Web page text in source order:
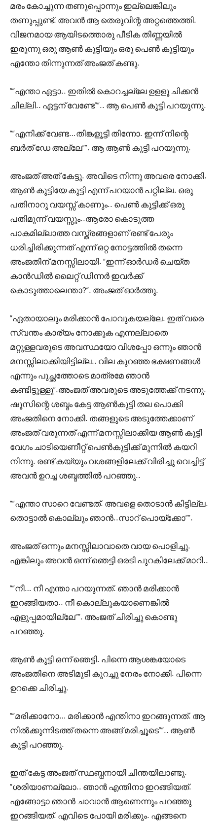
മരം കോച്ചുന്ന തണുപ്പൊന്നും ഇല്ലെങ്കിലും
തണുപ്പുണ്ട്. അവൻ ആ തെരുവിന്റ അറ്റത്തെത്തി.
വിജനമായ ആയിടത്തൊരു പീടിക തിണ്ണയിൽ
ഇരുന്നു ഒരു ആൺ കുട്ടിയും ഒരു പെൺ കുട്ടിയും
എന്തോ തിന്നുന്നത് അംജത് കണ്ടു.
“”എന്താ ഏട്ടാ.. ഇതിൽ കൊറച്ചല്ലേ ഉളളൂ ചിക്കൻ
ചില്ലി.. ഏട്ടന് വേണ്ടേ””.. ആ പെൺ കുട്ടി പറയുന്നു.
“”എനിക്ക് വേണ്ട…തിങ്കളൂട്ടി തിന്നോ. ഇന്ന് നിന്റെ
ബർത് ഡേ അല്ലേ””. ആ ആൺ കുട്ടി പറയുന്നു.
അംജത് അത് കേട്ടു. അവിടെ നിന്നു അവരെ നോക്കി.
ആൺ കുട്ടിയേ കുട്ടി എന്ന് പറയാൻ പറ്റില്ല. ഒരു
പതിനാറു വയസ്സ് കാണും.. പെൺ കുട്ടിക്ക് ഒരു
പതിമൂന്ന് വയസ്സും..ആരോ കൊടുത്ത
പാകമില്ലാത്ത വസ്ത്രങ്ങളാണ് രണ്ട് പേരും
ധരിച്ചിരിക്കുന്നത് എന്ന് ഒറ്റ നോട്ടത്തിൽ തന്നെ
അംജതിന് മനസ്സിലായി. “ഇന്ന് ഓർഡർ ചെയ്ത
കാൻഡിൽ ലൈറ്റ് ഡിന്നർ ഇവർക്ക്
കൊടുത്താലെന്താ?”. അംജത് ഓർത്തു.
“ഏതായാലും മരിക്കാൻ പോവുകയല്ലേ. ഇത് വരെ
സ്വന്തം കാര്യം നോക്കുക എന്നല്ലാതെ
മറ്റുള്ളവരുടെ അവസ്ഥയോ വിശപ്പോ ഒന്നും ഞാൻ
മനസ്സിലാക്കിയിട്ടില്ല.. വില കുറഞ്ഞ ഭക്ഷണങ്ങൾ
എന്നും പുച്ഛത്തോടെ മാത്രമേ ഞാൻ
കണ്ടിട്ടുള്ളൂ”.അംജത് അവരുടെ അടുത്തേക്ക് നടന്നു.
ഷൂസിന്റെ ശബ്ദം കേട്ട ആൺകുട്ടി തല പൊക്കി
അംജതിനെ നോക്കി. തങ്ങളുടെ അടുത്തേക്കാണ്
അംജത് വരുന്നത് എന്ന് മനസ്സിലാക്കിയ ആൺ കുട്ടി
വേഗം ചാടിയെണീറ്റ് പെൺകുട്ടിക്ക് മുന്നിൽ കയറി
നിന്നു. രണ്ട് കയ്യും വശങ്ങളിലേക്ക് വിരിച്ചു വെച്ചിട്ട്
അവൻ ഉറച്ച ശബ്ദത്തിൽ പറഞ്ഞു..
“”എന്താ സാറെ വേണ്ടത്. അവളെ തൊടാൻ കിട്ടില്ല.
തൊട്ടാൽ കൊല്ലും ഞാൻ..സാറ് പൊയ്ക്കോ””.
അംജത് ഒന്നും മനസ്സിലാവാതെ വായ പൊളിച്ചു.
എങ്കിലും അവൻ ഒന്ന് ഞെട്ടി ഒരടി പുറകിലേക്ക് മാറി..
“”നീ… നീ എന്താ പറയുന്നത്. ഞാൻ മരിക്കാൻ
ഇറങ്ങിയതാ.. നീ കൊല്ലുകയാണെങ്കിൽ
എളുപ്പമായില്ലേ””. അംജത് ചിരിച്ചു കൊണ്ടു
പറഞ്ഞു.
ആൺ കുട്ടി ഒന്ന് ഞെട്ടി. പിന്നെ ആശങ്കയോടെ
അംജതിനെ അടിമുടി കുറച്ചു നേരം നോക്കി. പിന്നെ
ഉറക്കെ ചിരിച്ചു.
“”മരിക്കാനോ… മരിക്കാൻ എന്തിനാ ഇറങ്ങുന്നത്. ആ
നിൽക്കുന്നിടത്ത് തന്നെ അങ്ങ് മരിച്ചൂടെ””.. ആൺ
കുട്ടി പറഞ്ഞു.
ഇത് കേട്ട അംജത് സ്ഥബ്ധനായി ചിന്തയിലാണ്ടു.
“ശരിയാണല്ലോ.. ഞാൻ എന്തിനാ ഇറങ്ങിയത്.
എങ്ങോട്ടാ ഞാൻ ചാവാൻ ആണെന്നും പറഞ്ഞു
ഇറങ്ങിയത്. എവിടെ പോയി മരിക്കും. എങ്ങനെ